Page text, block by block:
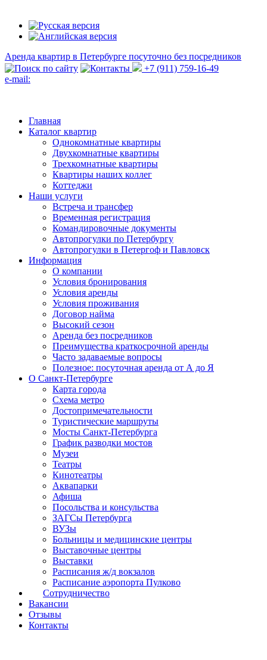
Аренда квартир в Петербурге посуточно без посредников
+7 (911) 759-16-49
e-mail:
Главная
Каталог квартир
Однокомнатные квартиры
Двухкомнатные квартиры
Трехкомнатные квартиры
Квартиры наших коллег
Коттеджи
Наши услуги
Встреча и трансфер
Временная регистрация
Командировочные документы
Автопрогулки по Петербургу
Автопрогулки в Петергоф и Павловск
Информация
О компании
Условия бронирования
Условия аренды
Условия проживания
Договор найма
Высокий сезон
Аренда без посредников
Преимущества краткосрочной аренды
Часто задаваемые вопросы
Полезное: посуточная аренда от А до Я
О Санкт-Петербурге
Карта города
Схема метро
Достопримечательности
Туристические маршруты
Мосты Санкт-Петербурга
График разводки мостов
Музеи
Театры
Кинотеатры
Аквапарки
Афиша
Посольства и консульства
ЗАГСы Петербурга
ВУЗы
Больницы и медицинские центры
Выставочные центры
Выставки
Расписания ж/д вокзалов
Расписание аэропорта Пулково
Сотрудничество
Вакансии
Отзывы
Контакты